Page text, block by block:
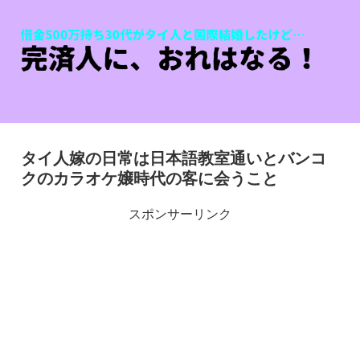
タイ人嫁の日常は日本語教室通いとバンコ
クのカラオケ嬢時代の客に会うこと
スポンサーリンク